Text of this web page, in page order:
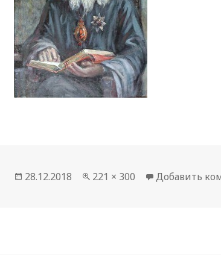
Опубликовано
28.12.2018
Полный
221 × 300 Добавить